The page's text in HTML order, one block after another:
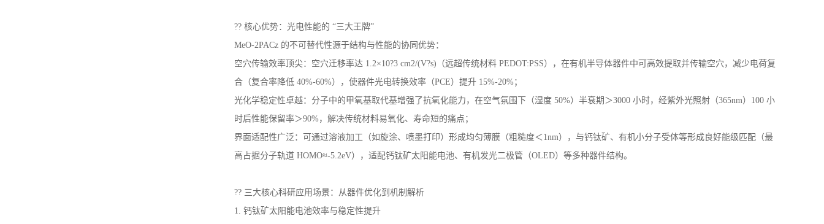
?? 核心优势：光电性能的 “三大王牌”
MeO-2PACz 的不可替代性源于结构与性能的协同优势：
空穴传输效率顶尖：空穴迁移率达 1.2×10?3 cm2/(V?s)（远超传统材料 PEDOT:PSS），在有机半导体器件中可高效提取并传输空穴，减少电荷复
合（复合率降低 40%-60%），使器件光电转换效率（PCE）提升 15%-20%；
光化学稳定性卓越：分子中的甲氧基取代基增强了抗氧化能力，在空气氛围下（湿度 50%）半衰期＞3000 小时，经紫外光照射（365nm）100 小
时后性能保留率＞90%，解决传统材料易氧化、寿命短的痛点；
界面适配性广泛：可通过溶液加工（如旋涂、喷墨打印）形成均匀薄膜（粗糙度＜1nm），与钙钛矿、有机小分子受体等形成良好能级匹配（最
高占据分子轨道 HOMO≈-5.2eV），适配钙钛矿太阳能电池、有机发光二极管（OLED）等多种器件结构。
?? 三大核心科研应用场景：从器件优化到机制解析
1. 钙钛矿太阳能电池效率与稳定性提升